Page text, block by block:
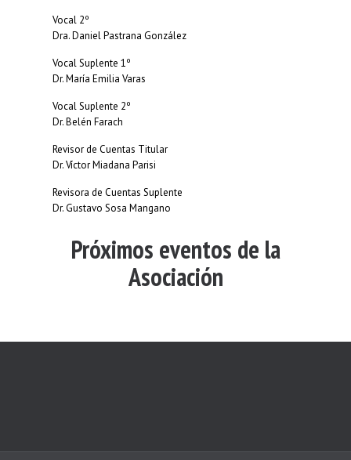
Vocal 2º
Dra. Daniel Pastrana González
Vocal Suplente 1º
Dr. María Emilia Varas
Vocal Suplente 2º
Dr. Belén Farach
Revisor de Cuentas Titular
Dr. Víctor Miadana Parisi
Revisora de Cuentas Suplente
Dr. Gustavo Sosa Mangano
Próximos eventos de la
Asociación